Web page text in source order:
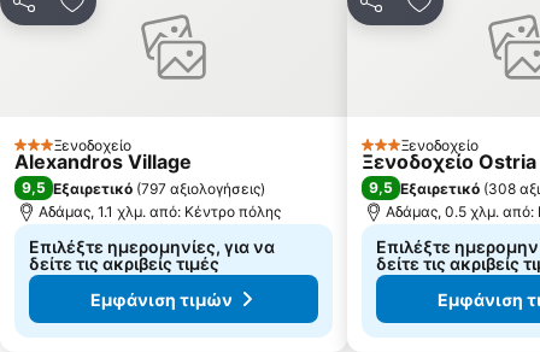
ΚοινοποίησηΠροσθήκη στα αγαπημένα
3 ΑστέριαΞενοδοχείο
Alexandros Village
9,5 Εξαιρετικό (797 αξιολογήσεις)
Αδάμας, 1.1 χλμ. από: Κέντρο πόλης
Επιλέξτε ημερομηνίες, για να
δείτε τις ακριβείς τιμές
Εμφάνιση τιμών
ΚοινοποίησηΠροσθήκη
3 ΑστέριαΞενοδοχείο
Ξενοδοχείο Ostria
9,5 Εξαιρετικό (308
Αδάμας, 0.5 χλμ. από:
Επιλέξτε
δείτε τις ακριβείς
Εμφάνιση